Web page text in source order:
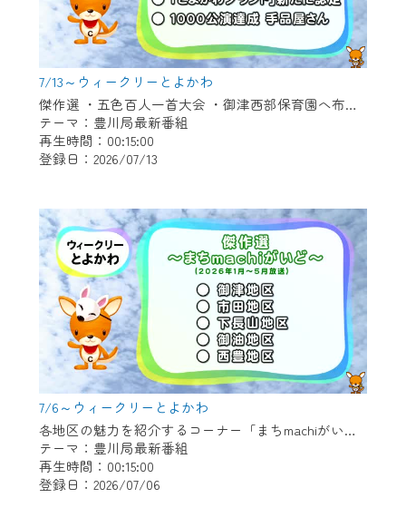
7/13～ウィークリーとよかわ
傑作選 ・五色百人一首大会 ・御津西部保育園へ布ぞうり贈呈 ・「とよかわブランド」新たに認定 ・1000公演達成 新豊町の手品屋さん
テーマ：豊川局最新番組
再生時間：00:15:00
登録日：2026/07/13
7/6～ウィークリーとよかわ
各地区の魅力を紹介するコーナー「まちmachiがいど」傑作選 〇御津地区 〇市田地区 〇下長山地区 〇御油地区 〇豊地区
テーマ：豊川局最新番組
再生時間：00:15:00
登録日：2026/07/06